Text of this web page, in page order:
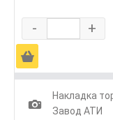
- +
Ä
1
Накладка
Завод АТИ